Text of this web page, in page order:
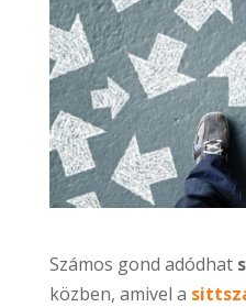
Számos gond adódhat
közben, amivel a